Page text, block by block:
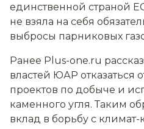
единственной страной
не взяла на себя
выбросы парниковых
Ранее Plus-one.ru
властей ЮАР отказаться
проектов по добыче и
каменного угля. Таким
вклад в борьбу с